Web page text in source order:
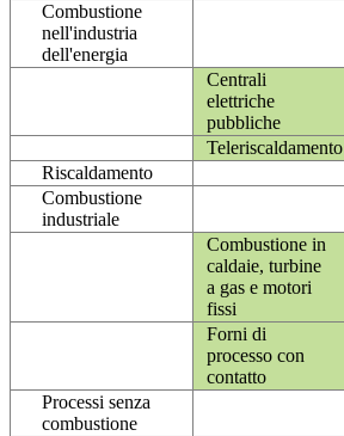
Combustione
nell'industria
dell'energia
Centrali
elettriche
pubbliche
Teleriscaldamento
Riscaldamento
Combustione
industriale
Combustione in
caldaie, turbine
a gas e motori
fissi
Forni di
processo con
contatto
Processi senza
combustione